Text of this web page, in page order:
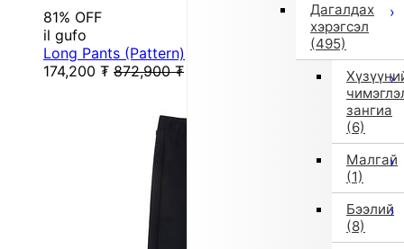
Дагалдах
хэрэгсэл
(495)
зангиа
(6)
Малгай
(1)
Бээлий
(8)
81% OFF
il gufo
Long Pants (Pattern)
174,200 ₮ 872,900 ₮